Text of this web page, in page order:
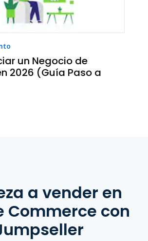
un Negocio de
2026 (Guía Paso a
a vender en
Commerce con